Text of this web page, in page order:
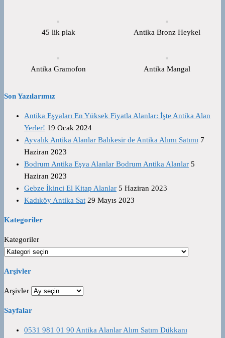
45 lik plak Antika Bronz Heykel
Antika Gramofon Antika Mangal
Son Yazılarımız
Antika Eşyaları En Yüksek Fiyatla Alanlar: İşte Antika Alan
Yerler! 19 Ocak 2024
Ayvalık Antika Alanlar Balıkesir de Antika Alımı Satımı 7
Haziran 2023
Bodrum Antika Eşya Alanlar Bodrum Antika Alanlar 5
Haziran 2023
Gebze İkinci El Kitap Alanlar 5 Haziran 2023
Kadıköy Antika Sat 29 Mayıs 2023
Kategoriler
Kategoriler
Arşivler
Arşivler
Sayfalar
0531 981 01 90 Antika Alanlar Alım Satım Dükkanı